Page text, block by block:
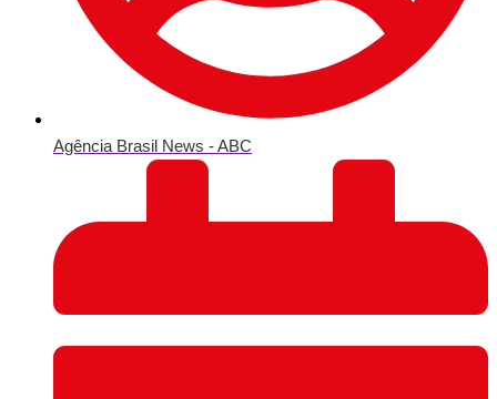
Agência Brasil News - ABC